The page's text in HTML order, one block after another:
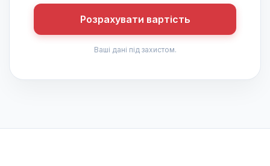
Розрахувати вартість
Ваші дані під захистом.